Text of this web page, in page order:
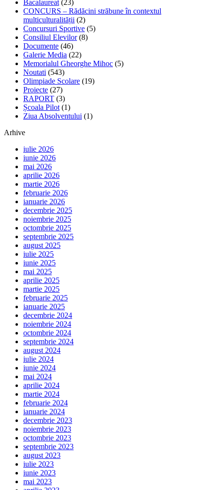
Bacalaureat(23)
CONCURS – Rădăcini străbune în contextul
multiculturalității (2)
Concursuri Sportive (5)
Consiliul Elevilor(8)
Documente (46)
Galerie Media (22)
Memorialul Gheorghe Mihoc (5)
Noutati (543)
Olimpiade Scolare (19)
Proiecte (27)
RAPORT (3)
Școala Pilot(1)
Ziua Absolventului (1)
Arhive
iulie 2026
iunie 2026
mai 2026
aprilie 2026
martie 2026
februarie 2026
ianuarie 2026
decembrie 2025
noiembrie 2025
octombrie 2025
septembrie 2025
august 2025
iulie 2025
iunie 2025
mai 2025
aprilie 2025
martie 2025
februarie 2025
ianuarie 2025
decembrie 2024
noiembrie 2024
octombrie 2024
septembrie 2024
august 2024
iulie 2024
iunie 2024
mai 2024
aprilie 2024
martie 2024
februarie 2024
ianuarie 2024
decembrie 2023
noiembrie 2023
octombrie 2023
septembrie 2023
august 2023
iulie 2023
iunie 2023
mai 2023